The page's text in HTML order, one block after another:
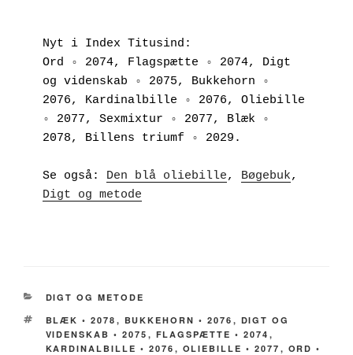
Nyt i Index Titusind:
Ord ◦ 2074, Flagspætte ◦ 2074, Digt
og videnskab ◦ 2075, Bukkehorn ◦
2076, Kardinalbille ◦ 2076, Oliebille
◦ 2077, Sexmixtur ◦ 2077, Blæk ◦
2078, Billens triumf ◦ 2029.
Se også: Den blå oliebille, Bøgebuk
Digt og metode
KATEGORIER
DIGT OG METODE
TAGS
BLÆK ◦ 2078 , BUKKEHORN ◦ 2076 , DIGT OG
VIDENSKAB ◦ 2075 , FLAGSPÆTTE ◦ 2074 ,
KARDINALBILLE ◦ 2076 , OLIEBILLE ◦ 2077 , ORD ◦